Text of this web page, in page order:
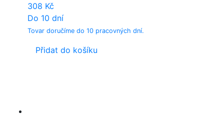
308 Kč
Do 10 dní
Tovar doručíme do 10 pracovných dní.
Přidat do košíku